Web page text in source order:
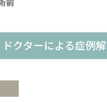
ドクターによる症例